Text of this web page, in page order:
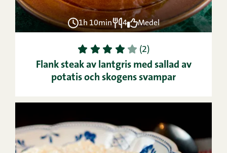
1h 10min 4 Medel
1 2 3 4 5 (2)
Flank steak av lantgris med sallad av
potatis och skogens svampar